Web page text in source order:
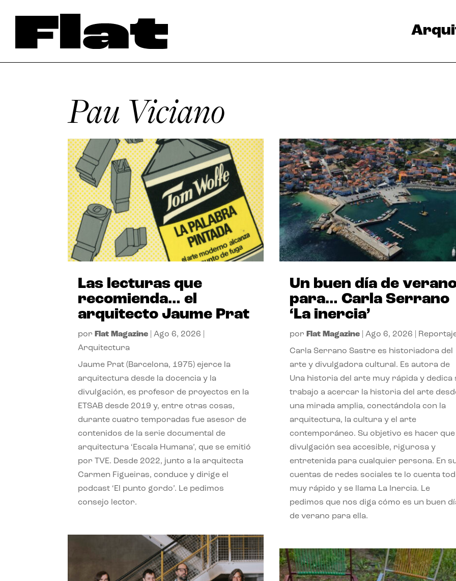
Pau Viciano
Las lecturas que
recomienda… el
arquitecto Jaume Prat
por Flat Magazine |Ago 6, 2026
Arquitectura
Jaume Prat (Barcelona, 1975) ejerce la
arquitectura desde la docencia y la
divulgación, es profesor de proyectos en la
ETSAB desde 2019 y, entre otras cosas,
durante cuatro temporadas fue asesor de
contenidos de la serie documental de
arquitectura ‘Escala Humana’, que se emitió
por TVE. Desde 2022, junto a la arquitecta
Carmen Figueiras, conduce y dirige el
podcast ‘El punto gordo’. Le pedimos
consejo lector.
Un buen día de
para… Carla Serrano
‘La inercia’
por Flat Magazine| Ago 6, 2026
Carla Serrano Sastre es historiadora del
arte y divulgadora cultural. Es autora de
Una historia del arte muy rápida y dedica
trabajo a acercar la historia del arte
una mirada amplia, conectándola con la
arquitectura, la cultura y el arte
contemporáneo. Su objetivo es hacer que
divulgación sea accesible, rigurosa y
entretenida para cualquier persona. En
cuentas de redes sociales te lo cuenta
muy rápido y se llama La Inercia. Le
pedimos que nos diga cómo es un buen
de verano para ella.